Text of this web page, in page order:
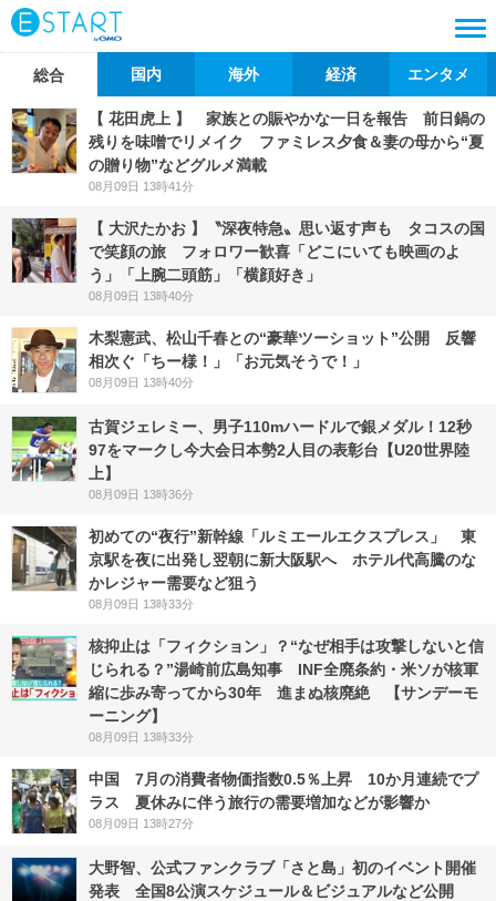
総合 国内 海外 経済 エンタメ
【 花田虎上 】 家族との賑やかな一日を報告 前日鍋の
残りを味噌でリメイク ファミレス夕食＆妻の母から“夏
の贈り物”などグルメ満載
08月09日 13時41分
【 大沢たかお 】〝深夜特急〟思い返す声も タコスの国
で笑顔の旅 フォロワー歓喜「どこにいても映画のよ
う」「上腕二頭筋」「横顔好き」
08月09日 13時40分
木梨憲武、松山千春との“豪華ツーショット”公開 反響
相次ぐ「ちー様！」「お元気そうで！」
08月09日 13時40分
古賀ジェレミー、男子110mハードルで銀メダル！12秒
97をマークし今大会日本勢2人目の表彰台【U20世界陸
上】
08月09日 13時36分
初めての“夜行”新幹線「ルミエールエクスプレス」 東
京駅を夜に出発し翌朝に新大阪駅へ ホテル代高騰のな
かレジャー需要など狙う
08月09日 13時33分
核抑止は「フィクション」？“なぜ相手は攻撃しないと信
じられる？”湯崎前広島知事 INF全廃条約・米ソが核軍
縮に歩み寄ってから30年 進まぬ核廃絶 【サンデーモ
ーニング】
08月09日 13時33分
中国 7月の消費者物価指数0.5％上昇 10か月連続でプ
ラス 夏休みに伴う旅行の需要増加などが影響か
08月09日 13時27分
大野智、公式ファンクラブ「さと島」初のイベント開催
発表 全国8公演スケジュール＆ビジュアルなど公開